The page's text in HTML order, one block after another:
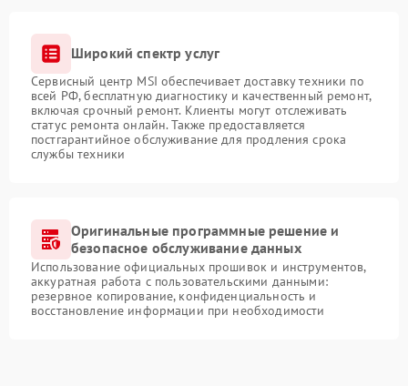
Широкий спектр услуг
Сервисный центр MSI обеспечивает доставку техники по
всей РФ, бесплатную диагностику и качественный ремонт,
включая срочный ремонт. Клиенты могут отслеживать
статус ремонта онлайн. Также предоставляется
постгарантийное обслуживание для продления срока
службы техники
Оригинальные программные решение и
безопасное обслуживание данных
Использование официальных прошивок и инструментов,
аккуратная работа с пользовательскими данными:
резервное копирование, конфиденциальность и
восстановление информации при необходимости